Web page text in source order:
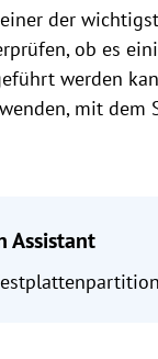
der
ob es
werden
wenden, mit dem
Assistant